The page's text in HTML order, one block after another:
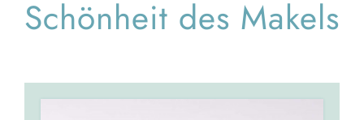
Coaching
Blog-Artikel
Schönheit des Makels